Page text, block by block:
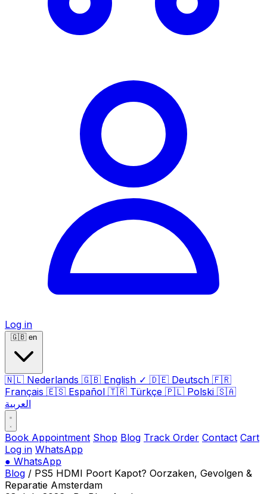
Log in
🇬🇧 en
🇳🇱 Nederlands 🇬🇧 English ✓ 🇩🇪 Deutsch 🇫🇷
Français 🇪🇸 Español 🇹🇷 Türkçe 🇵🇱 Polski 🇸🇦
العربية
Book Appointment Shop Blog Track Order Contact Cart
Log in WhatsApp
● WhatsApp
Blog / PS5 HDMI Poort Kapot? Oorzaken, Gevolgen &
Reparatie Amsterdam